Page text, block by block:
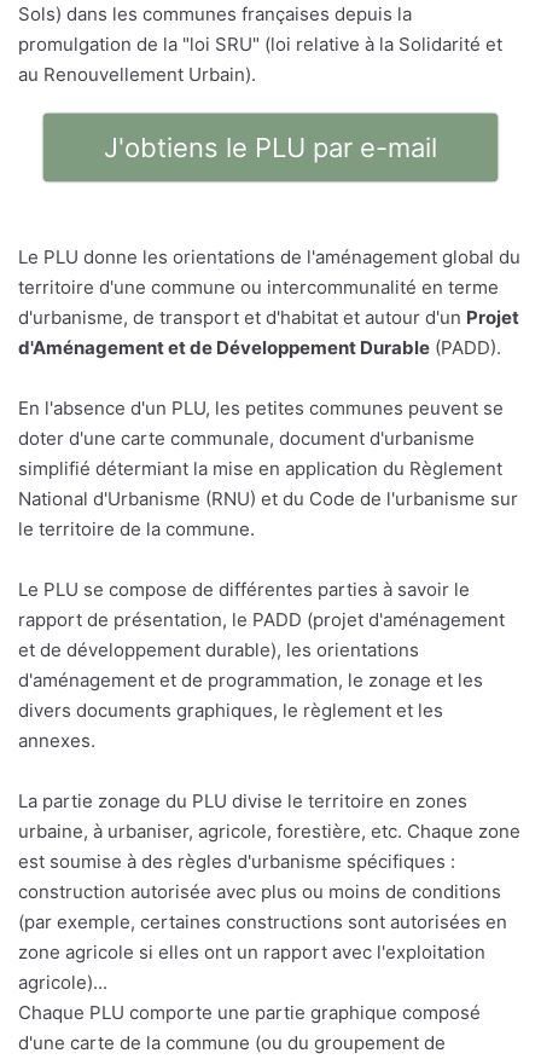
Sols) dans les communes françaises depuis la
promulgation de la "loi SRU" (loi relative à la Solidarité et
au Renouvellement Urbain).
J'obtiens le PLU par e-mail
Le PLU donne les orientations de l'aménagement global du
territoire d'une commune ou intercommunalité en terme
d'urbanisme, de transport et d'habitat et autour d'un Projet
d'Aménagement et de Développement Durable (PADD).
En l'absence d'un PLU, les petites communes peuvent se
doter d'une carte communale, document d'urbanisme
simplifié détermiant la mise en application du Règlement
National d'Urbanisme (RNU) et du Code de l'urbanisme sur
le territoire de la commune.
Le PLU se compose de différentes parties à savoir le
rapport de présentation, le PADD (projet d'aménagement
et de développement durable), les orientations
d'aménagement et de programmation, le zonage et les
divers documents graphiques, le règlement et les
annexes.
La partie zonage du PLU divise le territoire en zones
urbaine, à urbaniser, agricole, forestière, etc. Chaque zone
est soumise à des règles d'urbanisme spécifiques :
construction autorisée avec plus ou moins de conditions
(par exemple, certaines constructions sont autorisées en
zone agricole si elles ont un rapport avec l'exploitation
agricole)...
Chaque PLU comporte une partie graphique composé
d'une carte de la commune (ou du groupement de